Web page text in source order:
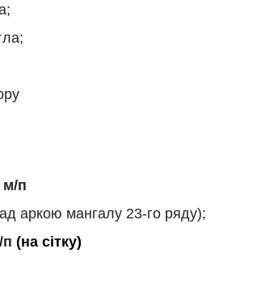
м/п
аркою мангалу 23-го ряду);
п (на сітку)